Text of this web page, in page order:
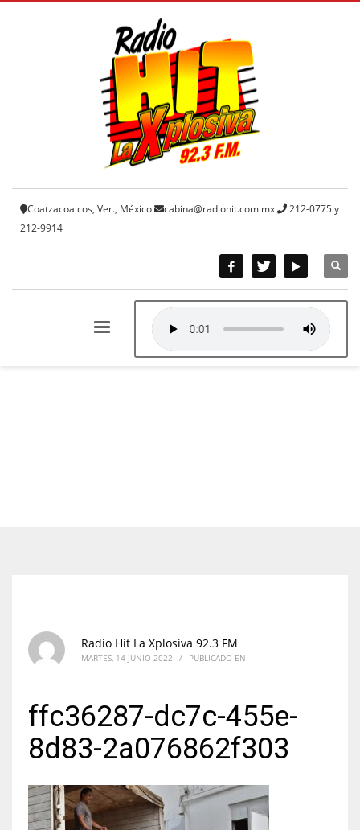
Coatzacoalcos, Ver., México cabina@radiohit.com.mx
212-0775 y
212-9914
Radio Hit La Xplosiva 92.3 FM
MARTES, 14 JUNIO 2022 / PUBLICADO EN
ffc36287-dc7c-455e-
8d83-2a076862f303